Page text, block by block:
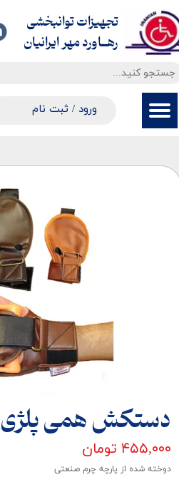
ورود / ثبت نام
حساب کاربری من
سفارشات
خروج از حساب کاربری
تجهیزات توانبخشی
​​​​​​​رهــاورد مهر ایرانیان
دستکش همی پلژی
۴۵۵,۰۰۰ تومان
دوخته شده از پارچه چرم صنعتی